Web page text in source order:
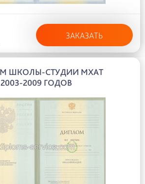
ЗАКАЗАТЬ
ШКОЛЫ-СТУДИИ МХАТ
2003-2009 ГОДОВ